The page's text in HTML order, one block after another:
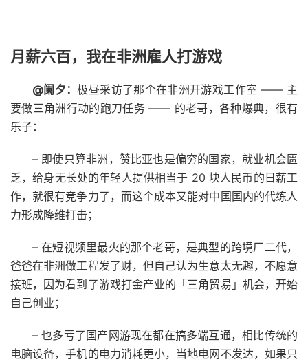
月薪六百，我在非洲雇人打游戏
@阑夕：极昼采访了那个在非洲开游戏工作室 —— 主
要做三角洲行动的跑刀任务 —— 的老哥，各种爆典，很有
乐子：
– 即使只算非洲，赞比亚也是偏穷的国家，就业机会匮
乏，给身无长处的年轻人提供相当于 20 块人民币的日薪工
作，就很有竞争力了，而这个成本又能对中国国内的代练人
力形成降维打击；
– 在短视频里最火的那个老哥，是典型的跨境厂二代，
爸爸在非洲做工程发了财，但自己认为生意太无趣，不愿意
接班，因为看到了游戏打金产业的「三角贸易」机会，开始
自己创业；
– 也多亏了国产网游现在都在搞多端互通，相比传统的
电脑设备，手机的电力消耗更小，当地电网不发达，如果只